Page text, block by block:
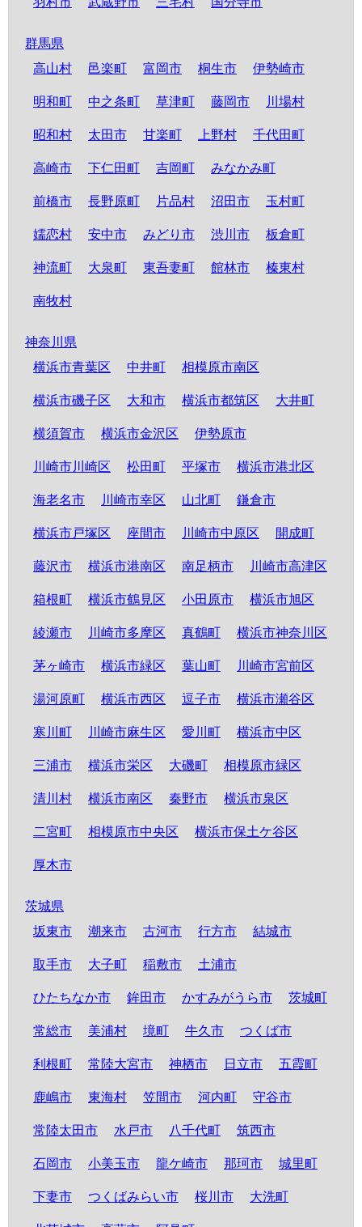
群馬県
高山村
邑楽町 富岡市 桐生市 伊勢崎市
明和町 中之条町 草津町 藤岡市 川場村
昭和村 太田市 甘楽町 上野村 千代田町
高崎市 下仁田町 吉岡町 みなかみ町
前橋市 長野原町 片品村 沼田市 玉村町
嬬恋村 安中市 みどり市 渋川市 板倉町
神流町 大泉町 東吾妻町 館林市 榛東村
南牧村
神奈川県
横浜市青葉区
中井町 相模原市南区
横浜市磯子区 大和市 横浜市都筑区 大井町
横須賀市 横浜市金沢区 伊勢原市
川崎市川崎区 松田町 平塚市 横浜市港北区
海老名市 川崎市幸区 山北町 鎌倉市
横浜市戸塚区 座間市 川崎市中原区 開成町
藤沢市 横浜市港南区 南足柄市 川崎市高津区
箱根町 横浜市鶴見区 小田原市 横浜市旭区
綾瀬市 川崎市多摩区 真鶴町 横浜市神奈川区
茅ヶ崎市 横浜市緑区 葉山町 川崎市宮前区
湯河原町 横浜市西区 逗子市 横浜市瀬谷区
寒川町 川崎市麻生区 愛川町 横浜市中区
三浦市 横浜市栄区 大磯町 相模原市緑区
清川村 横浜市南区 秦野市 横浜市泉区
二宮町 相模原市中央区 横浜市保土ケ谷区
厚木市
茨城県
坂東市
潮来市 古河市 行方市 結城市
取手市 大子町 稲敷市 土浦市
ひたちなか市 鉾田市 かすみがうら市 茨城町
常総市 美浦村 境町 牛久市 つくば市
利根町 常陸大宮市 神栖市 日立市 五霞町
鹿嶋市 東海村 笠間市 河内町 守谷市
常陸太田市 水戸市 八千代町 筑西市
石岡市 小美玉市 龍ケ崎市 那珂市 城里町
下妻市 つくばみらい市 桜川市 大洗町